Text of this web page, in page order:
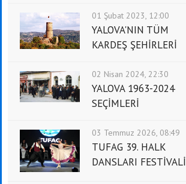
01 Şubat 2023, 12:00
YALOVA'NIN TÜM
KARDEŞ ŞEHİRLERİ
02 Nisan 2024, 22:30
YALOVA 1963-2024
SEÇİMLERİ
03 Temmuz 2026, 08:49
TUFAG 39. HALK
DANSLARI FESTİVALİ